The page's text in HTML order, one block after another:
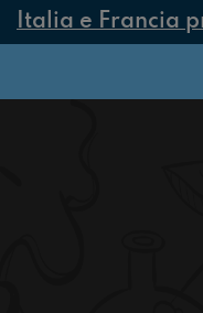
Italia e Francia